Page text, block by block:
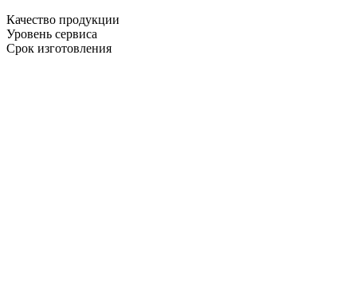
Качество продукции
Уровень сервиса
Срок изготовления